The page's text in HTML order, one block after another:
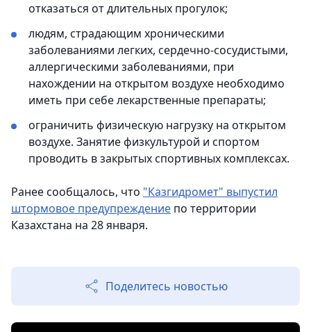
отказаться от длительных прогулок;
людям, страдающим хроническими
заболеваниями легких, сердечно-сосудистыми,
аллергическими заболеваниями, при
нахождении на открытом воздухе необходимо
иметь при себе лекарственные препараты;
ограничить физическую нагрузку на открытом
воздухе. Занятие физкультурой и спортом
проводить в закрытых спортивных комплексах.
Ранее сообщалось, что "Казгидромет" выпустил
штормовое предупреждение по территории
Казахстана на 28 января.
Поделитесь новостью